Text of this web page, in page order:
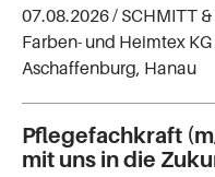
07.08.2026 / SCHMITT
Farben- und Heimtex KG
Aschaffenburg, Hanau
Pflegefachkraft
mit uns in die